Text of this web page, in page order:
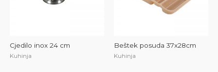
Cjedilo inox 24 cm
Kuhinja
Beštek posuda 37x28cm
Kuhinja